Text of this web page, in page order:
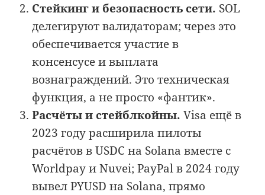
Стейкинг и безопасность сети. SOL
делегируют валидаторам; через это
обеспечивается участие в
консенсусе и выплата
вознаграждений. Это техническая
функция, а не просто «фантик».
Расчёты и стейблкойны. Visa ещё в
2023 году расширила пилоты
расчётов в USDC на Solana вместе с
Worldpay и Nuvei; PayPal в 2024 году
вывел PYUSD на Solana, прямо